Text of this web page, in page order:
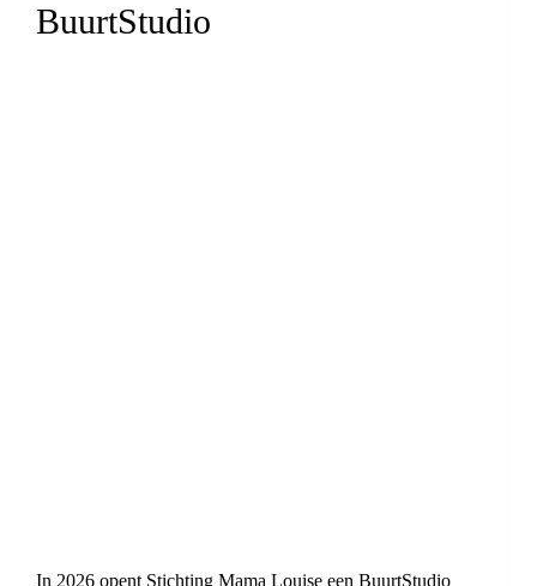
BuurtStudio
In 2026 opent Stichting Mama Louise een BuurtStudio